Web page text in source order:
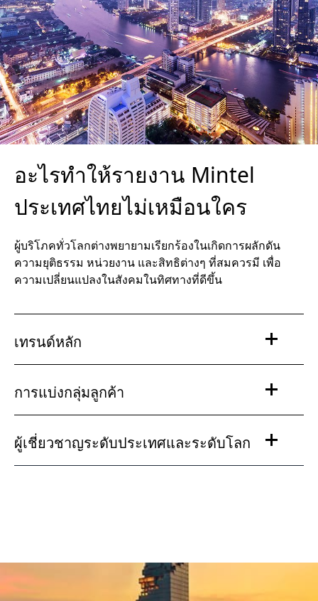
อะไรทำให้รายงาน Mintel
ประเทศไทยไม่เหมือนใคร
ผู้บริโภคทั่วโลกต่างพยายามเรียกร้องในเกิดการผลักดัน
ความยุติธรรม หน่วยงาน และสิทธิต่างๆ ที่สมควรมี เพื่อ
ความเปลี่ยนแปลงในสังคมในทิศทางที่ดีขึ้น
เทรนด์หลัก
การแบ่งกลุ่มลูกค้า
ผู้เชี่ยวชาญระดับประเทศและระดับโลก